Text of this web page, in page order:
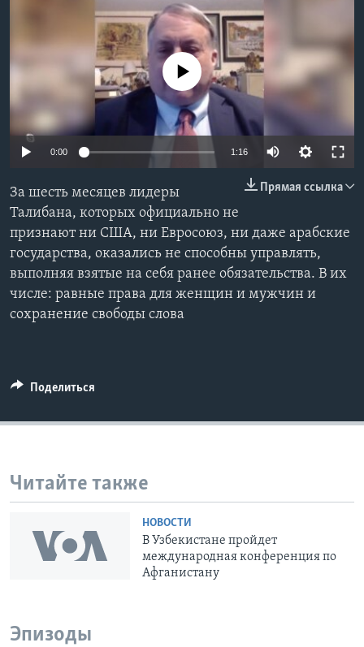
Learning English
СОЦИАЛЬНЫЕ СЕТИ
Языки
No media source currently available
0:00 1:16
Прямая ссылка
За шесть месяцев лидеры
Талибана, которых официально не
признают ни США, ни Евросоюз, ни даже арабские
государства, оказались не способны управлять,
выполняя взятые на себя ранее обязательства. В их
числе: равные права для женщин и мужчин и
сохранение свободы слова
Поделиться
Читайте также
НОВОСТИ
В Узбекистане пройдет
международная конференция по
Афганистану
Эпизоды